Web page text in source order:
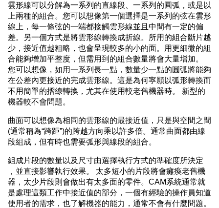
雲形線可以分解為一系列的直線段、一系列的圓弧，或是以
上兩種的組合。您可以想像第一個選擇是一系列的弦在雲形
線上，每一條弦的一端都接觸雲形線並且中間有一定的偏
差。另一個方式是將雲形線轉換成折線。所用的組合斷片越
少，接近值越粗略，也會呈現較多的小的面。用更細微的組
合能夠增加平整度，但需用到的組合數量將會大量增加。
您可以想像，如用一系列長一點，數量少一點的圓弧將能夠
在公差內更接近的完成雲形線。這是為何寧願以弧形轉換而
不用簡單的摺線轉換，尤其在使用較老舊機器時。 新型的
機器較不會問題。
曲面可以想像為相同的雲形線的最接近值，只是與空間之間
(通常稱為“跨距”)的跨越方向乘以許多倍。通常曲面都由線
段組成，但有時也需要弧形與線段的組合。
組成片段的數量以及尺寸由選擇執行方式的準確度所決定
，並直接影響執行效果。 太多短小的片段將會癱瘓老舊機
器，太少片段則會做出有太多面的零件。CAM系統通常就
是處理這類工作中接近值的部分，一個有經驗的操作員知道
使用者的需求，也了解機器的能力，通常不會有什麼問題。